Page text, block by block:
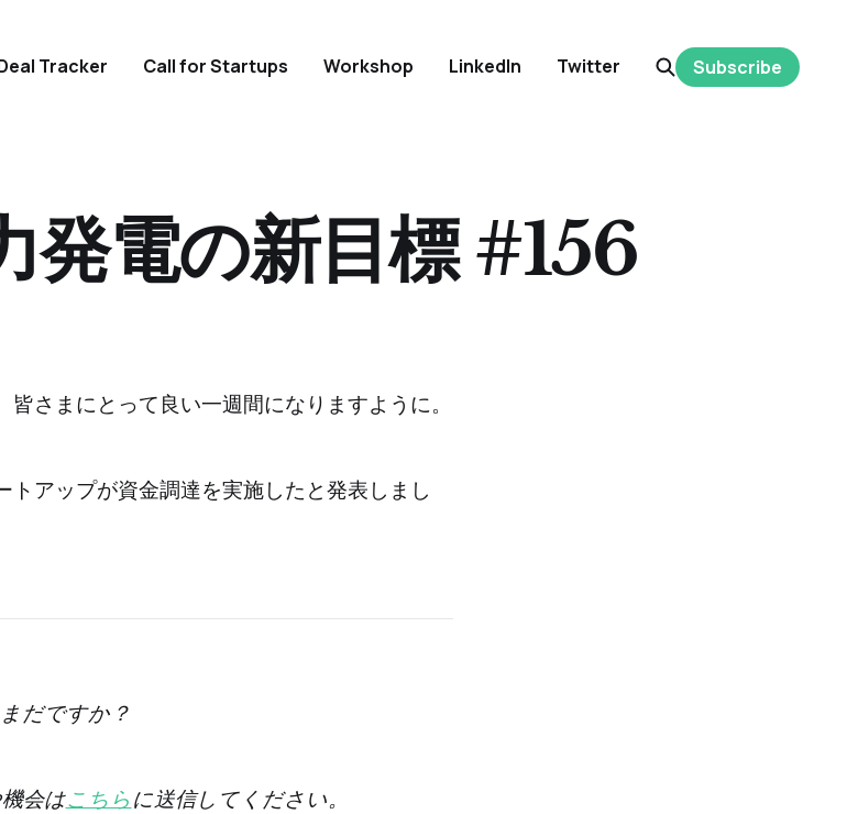
Tracker Call for Startups Workshop LinkedIn Twitter Subscribe
さまにとって良い一週間になりますように。
トアップが資金調達を実施したと発表しまし
だですか？
会はこちらに送信してください。
発電の新目標 #156